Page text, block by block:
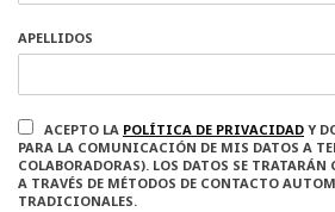
APELLIDOS
ACEPTO LA POLÍTICA DE PRIVACIDAD Y
PARA LA COMUNICACIÓN DE MIS DATOS A
COLABORADORAS). LOS DATOS SE
A TRAVÉS DE MÉTODOS DE CONTACTO
TRADICIONALES.